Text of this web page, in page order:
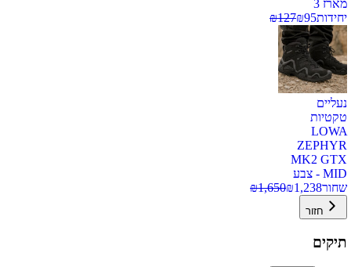
מארז 3
יחידות
₪95
₪127
נעליים
טקטיות
LOWA
ZEPHYR
MK2 GTX
MID - צבע
שחור
₪1,238
₪1,650
חזור
תיקים